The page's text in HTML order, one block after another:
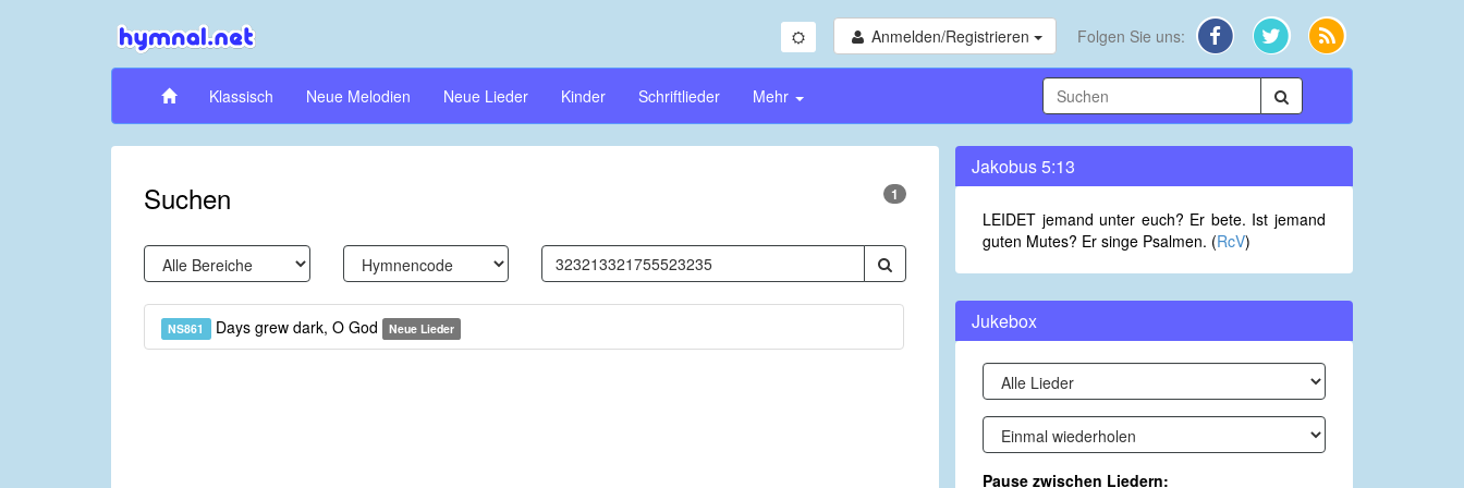
Anmelden/Registrieren Folgen Sie uns:
Klassisch Neue Melodien Neue Lieder Kinder Schriftlieder Mehr
Suchen 1
NS861 Days grew dark, O God Neue Lieder
Jakobus 5:13
LEIDET jemand unter euch? Er bete. Ist jemand
guten Mutes? Er singe Psalmen. (RcV)
Jukebox
Pause zwischen Liedern: